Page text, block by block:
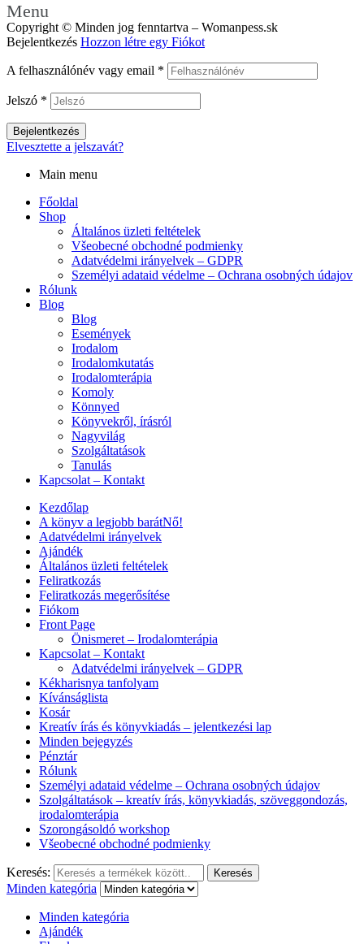
Menu
Copyright © Minden jog fenntartva – Womanpess.sk
Bejelentkezés Hozzon létre egy Fiókot
A felhasználónév vagy email *
Jelszó *
Bejelentkezés
Elvesztette a jelszavát?
Main menu
Főoldal
Shop
Általános üzleti feltételek
Všeobecné obchodné podmienky
Adatvédelmi irányelvek – GDPR
Személyi adataid védelme – Ochrana osobných údajov
Rólunk
Blog
Blog
Események
Irodalom
Irodalomkutatás
Irodalomterápia
Komoly
Könnyed
Könyvekről, írásról
Nagyvilág
Szolgáltatások
Tanulás
Kapcsolat – Kontakt
Kezdőlap
A könyv a legjobb barátNő!
Adatvédelmi irányelvek
Ajándék
Általános üzleti feltételek
Feliratkozás
Feliratkozás megerősítése
Fiókom
Front Page
Önismeret – Irodalomterápia
Kapcsolat – Kontakt
Adatvédelmi irányelvek – GDPR
Kékharisnya tanfolyam
Kívánságlista
Kosár
Kreatív írás és könyvkiadás – jelentkezési lap
Minden bejegyzés
Pénztár
Rólunk
Személyi adataid védelme – Ochrana osobných údajov
Szolgáltatások – kreatív írás, könyvkiadás, szöveggondozás,
irodalomterápia
Szorongásoldó workshop
Všeobecné obchodné podmienky
Keresés: Keresés
Minden kategória
Minden kategória
Ajándék